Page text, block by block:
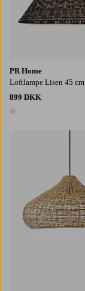
PR Home
Loftlampe Lisen 45 cm
899 DKK
1 farve